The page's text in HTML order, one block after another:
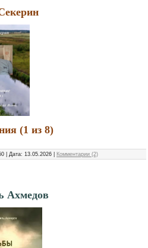
(1 из 8)
Дата: 13.05.2026 Комментарии (2)
Ахмедов